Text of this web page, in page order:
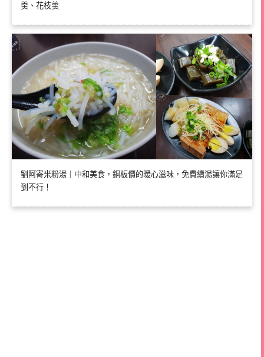
羹、花枝羹
劉阿寄米粉湯｜中和美食，銅板價的暖心滋味，免費續湯讓你滿足
到不行！